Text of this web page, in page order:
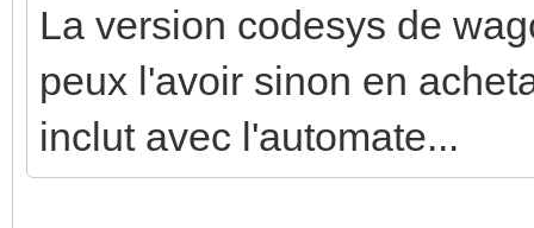
La version codesys de
peux l'avoir sinon en
inclut avec l'automate...